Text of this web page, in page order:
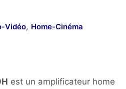
Vidéo, Home-Cinéma
est un amplificateur home